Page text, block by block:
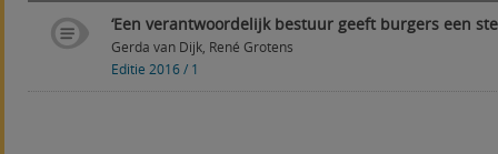
‘Een verantwoordelijk bestuur geeft burgers een
Gerda van Dijk, René Grotens
Editie 2016 / 1